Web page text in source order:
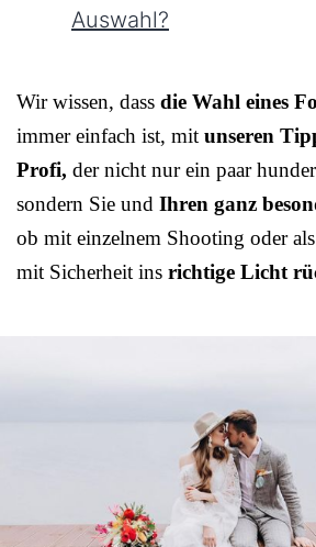
Auswahl?
Wir wissen, dass die Wahl eines
immer einfach ist, mit unseren
Profi, der nicht nur ein paar
sondern Sie und Ihren ganz
ob mit einzelnem Shooting oder
mit Sicherheit ins richtige Licht